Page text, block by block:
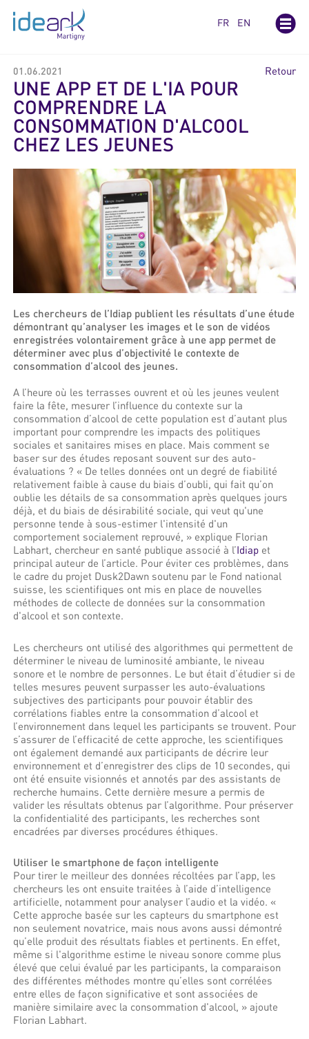
FR EN
Retour
01.06.2021
UNE APP ET DE L'IA POUR
COMPRENDRE LA
CONSOMMATION D'ALCOOL
CHEZ LES JEUNES
Les chercheurs de l’Idiap publient les résultats d’une étude
démontrant qu’analyser les images et le son de vidéos
enregistrées volontairement grâce à une app permet de
déterminer avec plus d’objectivité le contexte de
consommation d’alcool des jeunes.
A l’heure où les terrasses ouvrent et où les jeunes veulent
faire la fête, mesurer l’influence du contexte sur la
consommation d’alcool de cette population est d’autant plus
important pour comprendre les impacts des politiques
sociales et sanitaires mises en place. Mais comment se
baser sur des études reposant souvent sur des auto-
évaluations ? « De telles données ont un degré de fiabilité
relativement faible à cause du biais d’oubli, qui fait qu’on
oublie les détails de sa consommation après quelques jours
déjà, et du biais de désirabilité sociale, qui veut qu'une
personne tende à sous-estimer l'intensité d'un
comportement socialement reprouvé, » explique Florian
Labhart, chercheur en santé publique associé à l’Idiapet
principal auteur de l’article. Pour éviter ces problèmes, dans
le cadre du projet Dusk2Dawn soutenu par le Fond national
suisse, les scientifiques ont mis en place de nouvelles
méthodes de collecte de données sur la consommation
d'alcool et son contexte.
Les chercheurs ont utilisé des algorithmes qui permettent de
déterminer le niveau de luminosité ambiante, le niveau
sonore et le nombre de personnes. Le but était d’étudier si de
telles mesures peuvent surpasser les auto-évaluations
subjectives des participants pour pouvoir établir des
corrélations fiables entre la consommation d’alcool et
l’environnement dans lequel les participants se trouvent. Pour
s’assurer de l’efficacité de cette approche, les scientifiques
ont également demandé aux participants de décrire leur
environnement et d’enregistrer des clips de 10 secondes, qui
ont été ensuite visionnés et annotés par des assistants de
recherche humains. Cette dernière mesure a permis de
valider les résultats obtenus par l’algorithme. Pour préserver
la confidentialité des participants, les recherches sont
encadrées par diverses procédures éthiques.
Utiliser le smartphone de façon intelligente
Pour tirer le meilleur des données récoltées par l’app, les
chercheurs les ont ensuite traitées à l’aide d’intelligence
artificielle, notamment pour analyser l’audio et la vidéo. «
Cette approche basée sur les capteurs du smartphone est
non seulement novatrice, mais nous avons aussi démontré
qu’elle produit des résultats fiables et pertinents. En effet,
même si l'algorithme estime le niveau sonore comme plus
élevé que celui évalué par les participants, la comparaison
des différentes méthodes montre qu’elles sont corrélées
entre elles de façon significative et sont associées de
manière similaire avec la consommation d'alcool, » ajoute
Florian Labhart.